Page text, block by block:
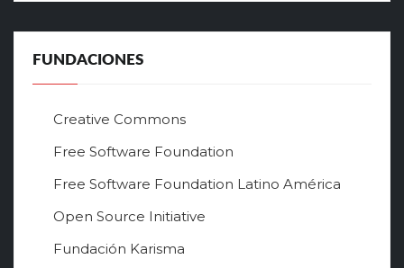
FUNDACIONES
Creative Commons
Free Software Foundation
Free Software Foundation Latino América
Open Source Initiative
Fundación Karisma